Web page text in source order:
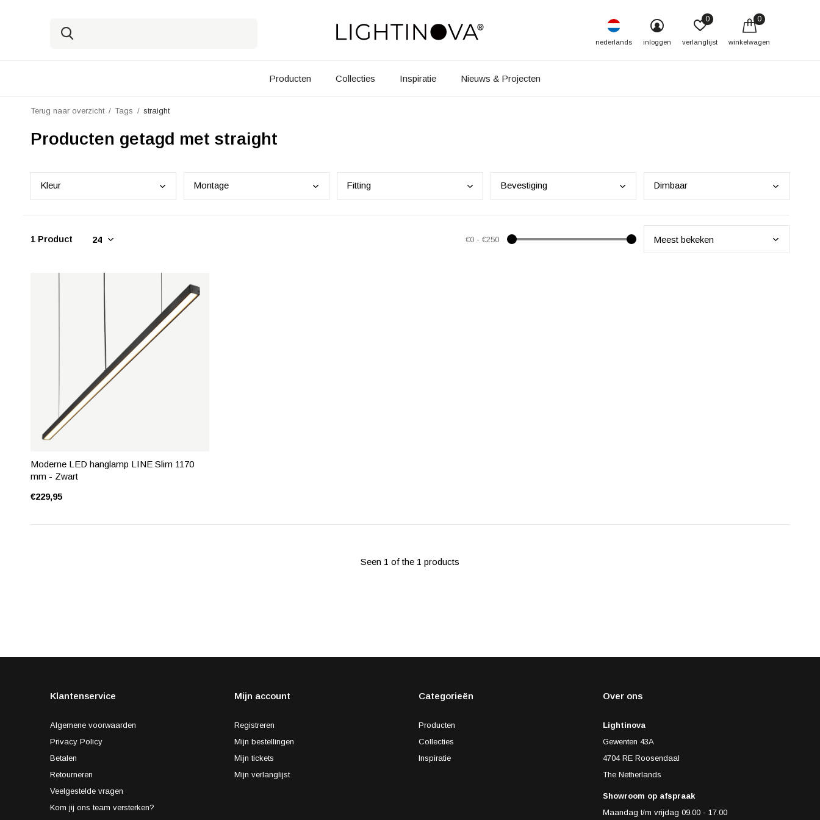
Producten Collecties Inspiratie Nieuws & Projecten
nederlands inloggen verlanglijst
0
winkelwagen
0
Terug naar overzicht Tags straight
Producten getagd met straight
Kleur Montage Fitting Bevestiging Dimbaar
1 Product €0- €250
Moderne LED hanglamp LINE Slim 1170
mm - Zwart
€229,95
Seen 1 of the 1 products
Klantenservice
Algemene voorwaarden
Privacy Policy
Betalen
Retourneren
Veelgestelde vragen
Kom jij ons team versterken?
Mijn account
Registreren
Mijn bestellingen
Mijn tickets
Mijn verlanglijst
Categorieën
Producten
Collecties
Inspiratie
Over ons
Lightinova
Gewenten 43A
4704 RE Roosendaal
The Netherlands
Showroom op afspraak
Maandag t/m vrijdag 09.00 - 17.00